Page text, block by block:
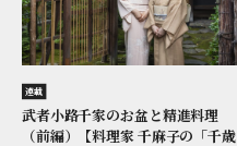
連載
武者小路千家のお盆と精進料理
（前編）【料理家 千麻子の「千歳